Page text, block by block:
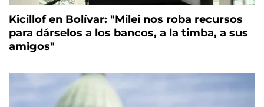
Kicillof en Bolívar: "Milei nos roba recursos
para dárselos a los bancos, a la timba, a sus
amigos"